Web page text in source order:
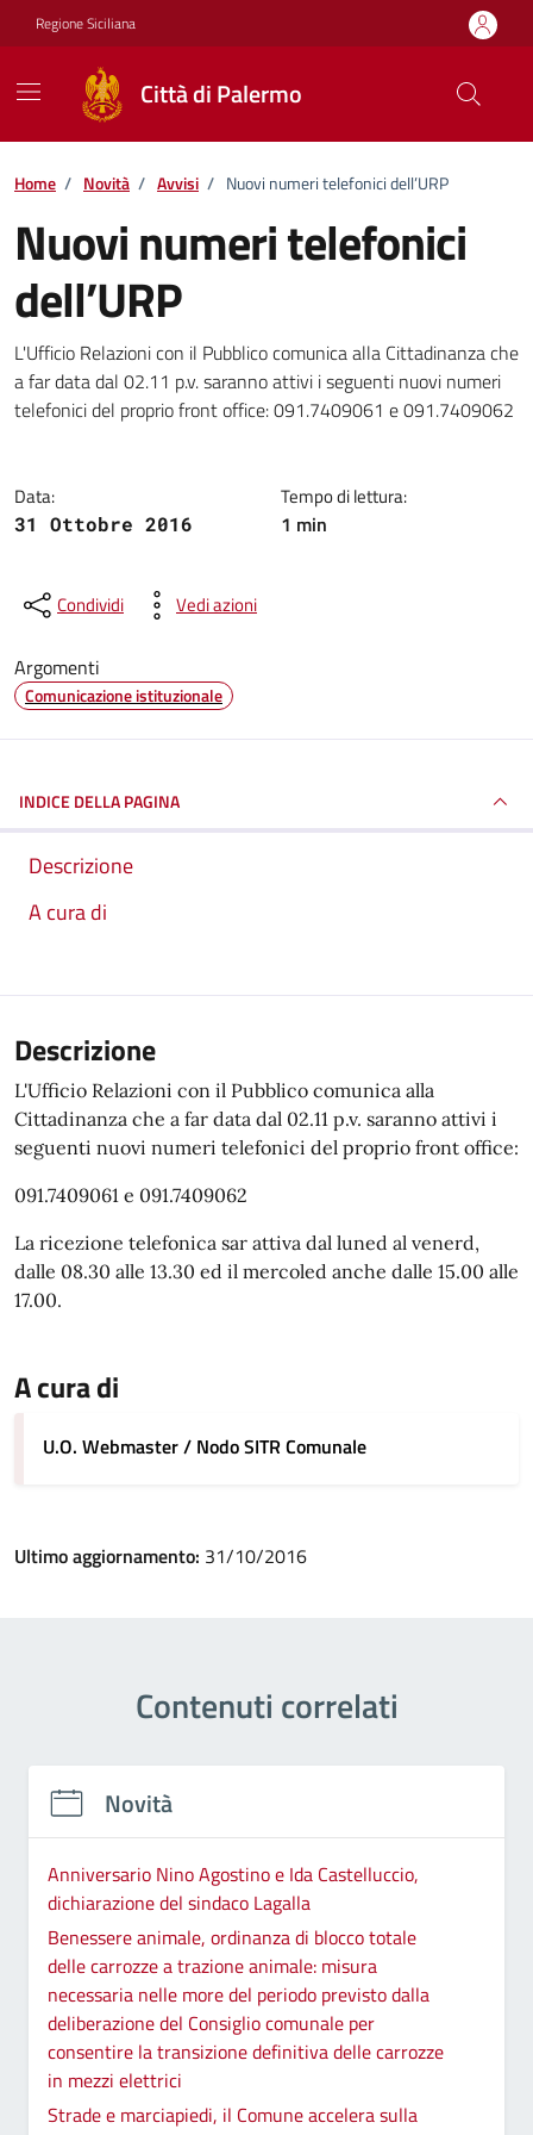
Vai ai contenuti
Vai al footer
Regione Siciliana
Città di Palermo
Home / Novità / Avvisi / Nuovi numeri telefonici dell’URP
Nuovi numeri telefonici
dell’URP
Dettagli della notizia
L'Ufficio Relazioni con il Pubblico comunica alla Cittadinanza che
a far data dal 02.11 p.v. saranno attivi i seguenti nuovi numeri
telefonici del proprio front office: 091.7409061 e 091.7409062
Data:
31 Ottobre 2016
Tempo di lettura:
1 min
Condividi Vedi azioni
Argomenti
Comunicazione istituzionale
INDICE DELLA PAGINA
Descrizione
A cura di
Descrizione
L'Ufficio Relazioni con il Pubblico comunica alla
Cittadinanza che a far data dal 02.11 p.v. saranno attivi i
seguenti nuovi numeri telefonici del proprio front office:
091.7409061 e 091.7409062
La ricezione telefonica sar attiva dal luned al venerd,
dalle 08.30 alle 13.30 ed il mercoled anche dalle 15.00 alle
17.00.
A cura di
U.O. Webmaster / Nodo SITR Comunale
Ultimo aggiornamento: 31/10/2016
Contenuti correlati
Novità
Anniversario Nino Agostino e Ida Castelluccio,
dichiarazione del sindaco Lagalla
Benessere animale, ordinanza di blocco totale
delle carrozze a trazione animale: misura
necessaria nelle more del periodo previsto dalla
deliberazione del Consiglio comunale per
consentire la transizione definitiva delle carrozze
in mezzi elettrici
Strade e marciapiedi, il Comune accelera sulla